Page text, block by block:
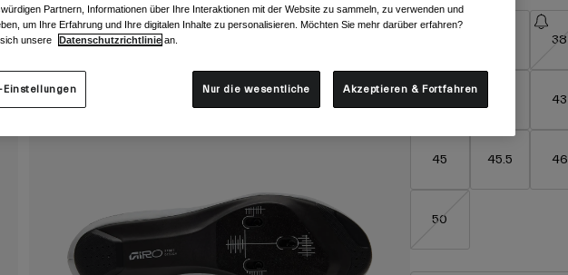
38
43
45 45.5 46
50
Partnern, Informationen über Ihre Interaktionen mit der Website zu sammeln, zu verwenden und
um Ihre Erfahrung und Ihre digitalen Inhalte zu personalisieren. Möchten Sie mehr darüber erfahren?
unsere
Datenschutzrichtlinie an.
Einstellungen Nur die wesentliche Akzeptieren & Fortfahren